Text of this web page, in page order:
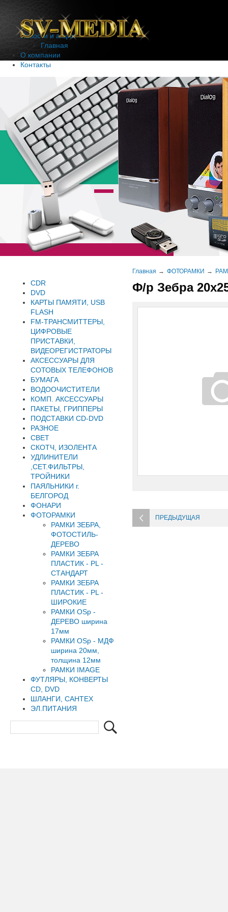
Новости и акции
Главная
О компании
Контакты
Главная ФОТОРАМКИ
Ф/р Зебра
ПРЕДЫДУЩАЯ
CDR
DVD
КАРТЫ ПАМЯТИ, USB
FLASH
FM-ТРАНСМИТТЕРЫ,
ЦИФРОВЫЕ
ПРИСТАВКИ,
ВИДЕОРЕГИСТРАТОРЫ
АКСЕССУАРЫ ДЛЯ
СОТОВЫХ ТЕЛЕФОНОВ
БУМАГА
ВОДООЧИСТИТЕЛИ
КОМП. АКСЕССУАРЫ
ПАКЕТЫ, ГРИППЕРЫ
ПОДСТАВКИ CD-DVD
РАЗНОЕ
СВЕТ
СКОТЧ, ИЗОЛЕНТА
УДЛИНИТЕЛИ
,СЕТ.ФИЛЬТРЫ,
ТРОЙНИКИ
ПАЯЛЬНИКИ г.
БЕЛГОРОД
ФОНАРИ
ФОТОРАМКИ
РАМКИ ЗЕБРА,
ФОТОСТИЛЬ-
ДЕРЕВО
РАМКИ ЗЕБРА
ПЛАСТИК - PL -
СТАНДАРТ
РАМКИ ЗЕБРА
ПЛАСТИК - PL -
ШИРОКИЕ
РАМКИ OSp -
ДЕРЕВО ширина
17мм
РАМКИ OSp - МДФ
ширина 20мм,
толщина 12мм
РАМКИ IMAGE
ФУТЛЯРЫ, КОНВЕРТЫ
CD, DVD
ШЛАНГИ, САНТЕХ
ЭЛ.ПИТАНИЯ